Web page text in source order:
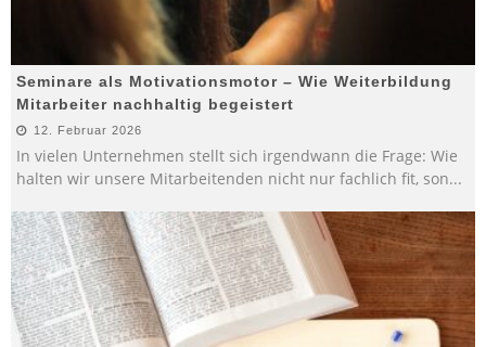
Seminare als Motivationsmotor – Wie Weiterbildung
Mitarbeiter nachhaltig begeistert
12. Februar 2026
In vielen Unternehmen stellt sich irgendwann die Frage: Wie
halten wir unsere Mitarbeitenden nicht nur fachlich fit, son...